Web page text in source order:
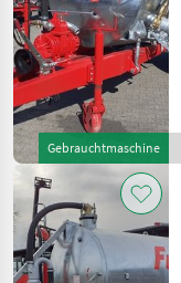
Gebrauchtmaschine